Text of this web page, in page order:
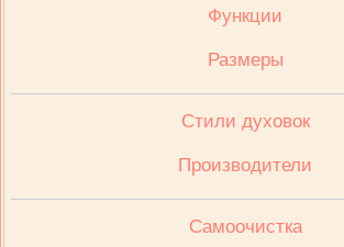
Функции
Размеры
Стили духовок
Производители
Cамоочистка